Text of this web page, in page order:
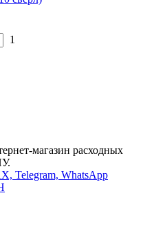
1
магазин расходных
Telegram, WhatsApp